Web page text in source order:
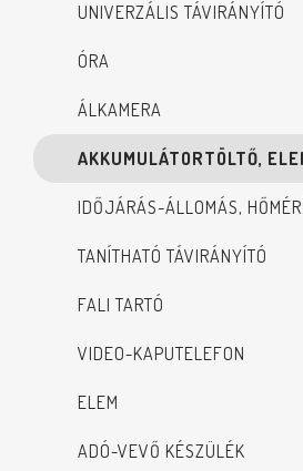
UNIVERZÁLIS TÁVIRÁNYÍTÓ
ÓRA
ÁLKAMERA
AKKUMULÁTORTÖLTŐ,
IDŐJÁRÁS-ÁLLOMÁS,
TANÍTHATÓ TÁVIRÁNYÍTÓ
FALI TARTÓ
VIDEO-KAPUTELEFON
ELEM
ADÓ-VEVŐ KÉSZÜLÉK